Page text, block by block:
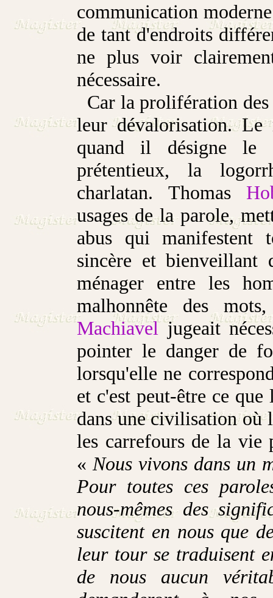
communication
de tant d'endroits
ne plus voir
nécessaire.
Car la prolifération des
leur dévalorisation.
quand il désigne le
prétentieux, la
charlatan. Thomas
usages de la parole,
abus qui manifestent
sincère et bienveillant
ménager entre les
malhonnête des
Machiaveljugeait
pointer le danger de
lorsqu'elle ne
et c'est peut-être ce
dans une civilisation où
les carrefours de la vie
« Nous vivons dans un
Pour toutes ces
nous-mêmes des
suscitent en nous que
leur tour se traduisent
de nous aucun